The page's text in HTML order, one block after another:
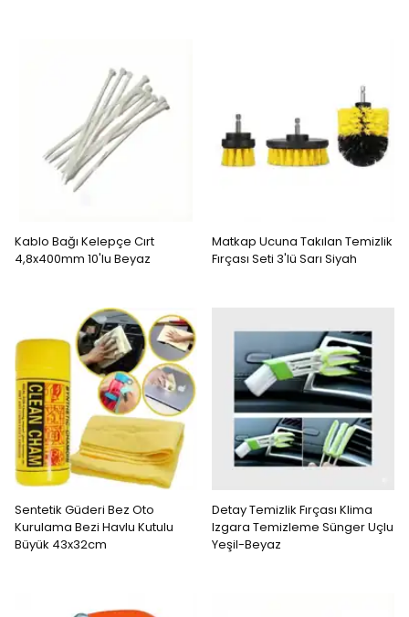
Kablo Bağı Kelepçe Cırt
4,8x400mm 10'lu Beyaz
Matkap Ucuna Takılan Temizlik
Fırçası Seti 3'lü Sarı Siyah
Sentetik Güderi Bez Oto
Kurulama Bezi Havlu Kutulu
Büyük 43x32cm
Detay Temizlik Fırçası Klima
Izgara Temizleme Sünger Uçlu
Yeşil-Beyaz